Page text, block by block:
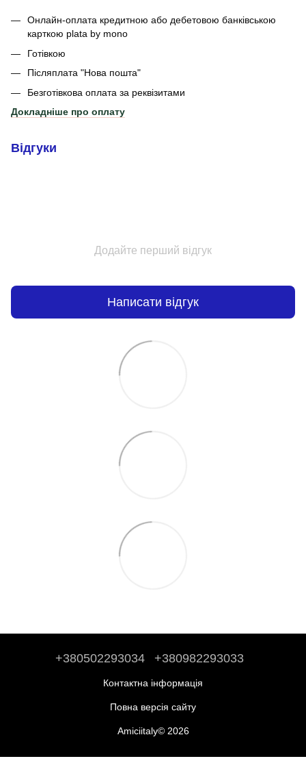
Онлайн-оплата кредитною або дебетовою банківською
карткою plata by mono
Готівкою
Післяплата "Нова пошта"
Безготівкова оплата за реквізитами
Докладніше про оплату
Відгуки
Додайте перший відгук
Написати відгук
+380502293034 +380982293033
Контактна інформація
Повна версія сайту
Amiciitaly© 2026